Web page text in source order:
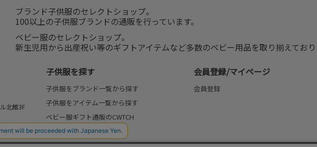
ブランド子供服のセレクトショップ。
100以上の子供服ブランドの通販を行っています。
ベビー服のセレクトショップ。
新生児用から出産祝い等のギフトアイテムなど多数のベビー用品を取り揃えており
北館3F
子供服を探す
子供服をブランド一覧から探す
子供服をアイテム一覧から探す
ベビー服ギフト通販のCWTCH
新作
会員登録/マイページ
会員登録